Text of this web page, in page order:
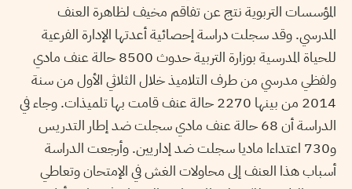
المؤسسات التربوية نتج عن تفاقم مخيف لظاهرة العنف
المدرسي. وقد سجلت دراسة إحصائية أعدتها الإدارة الفرعية
للحياة المدرسية بوزارة التربية حدوث 8500 حالة عنف مادي
ولفظي مدرسي من طرف التلاميذ خلال الثلاثي الأول من سنة
2014 من بينها 2270 حالة عنف قامت بها تلميذات. وجاء في
الدراسة أن 68 حالة عنف مادي سجلت ضد إطار التدريس
و730 اعتداءا ماديا سجلت ضد إداريين. وأرجعت الدراسة
أسباب هذا العنف إلى محاولات الغش في الإمتحان وتعاطي